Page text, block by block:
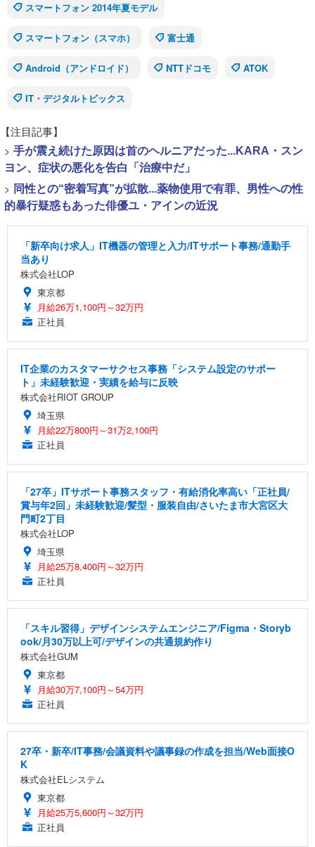
スマートフォン 2014年夏モデル
スマートフォン（スマホ） 富士通
Android（アンドロイド） NTTドコモ ATOK
IT・デジタルトピックス
【注目記事】
> 手が震え続けた原因は首のヘルニアだった...KARA・スン
ヨン、症状の悪化を告白「治療中だ」
> 同性との“密着写真”が拡散...薬物使用で有罪、男性への性
的暴行疑惑もあった俳優ユ・アインの近況
「新卒向け求人」IT機器の管理と入力/ITサポート事務/通勤手
当あり
株式会社LOP
東京都
月給26万1,100円～32万円
正社員
IT企業のカスタマーサクセス事務「システム設定のサポー
ト」未経験歓迎・実績を給与に反映
株式会社RIOT GROUP
埼玉県
月給22万800円～31万2,100円
正社員
「27卒」ITサポート事務スタッフ・有給消化率高い「正社員/
賞与年2回」未経験歓迎/髪型・服装自由/さいたま市大宮区大
門町2丁目
株式会社LOP
埼玉県
月給25万8,400円～32万円
正社員
「スキル習得」デザインシステムエンジニア/Figma・Storyb
ook/月30万以上可/デザインの共通規約作り
株式会社GUM
東京都
月給30万7,100円～54万円
正社員
27卒・新卒/IT事務/会議資料や議事録の作成を担当/Web面接O
K
株式会社ELシステム
東京都
月給25万5,600円～32万円
正社員